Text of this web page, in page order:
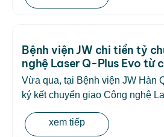
Bệnh viện JW chi tiền tỷ
nghệ Laser Q-Plus Evo từ
Vừa qua, tại Bệnh viện JW Hàn
ký kết chuyển giao Công nghệ
xem tiếp